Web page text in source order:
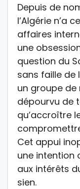
Depuis de
l’Algérie n’a
affaires
une
question du
sans faille de
un groupe
dépourvu de
qu’accroître
Cet appui
une intention
aux intérêts
sien.